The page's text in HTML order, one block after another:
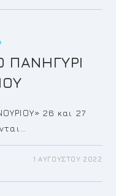
ΠΑΝΗΓΥΡΙ
26 και 27
1 ΑΥΓΟΎΣΤΟΥ 2022